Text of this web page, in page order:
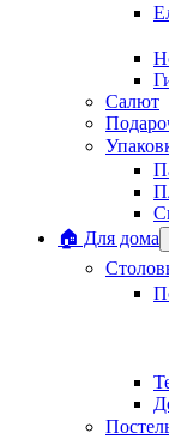
Салют
🏠 Для дома